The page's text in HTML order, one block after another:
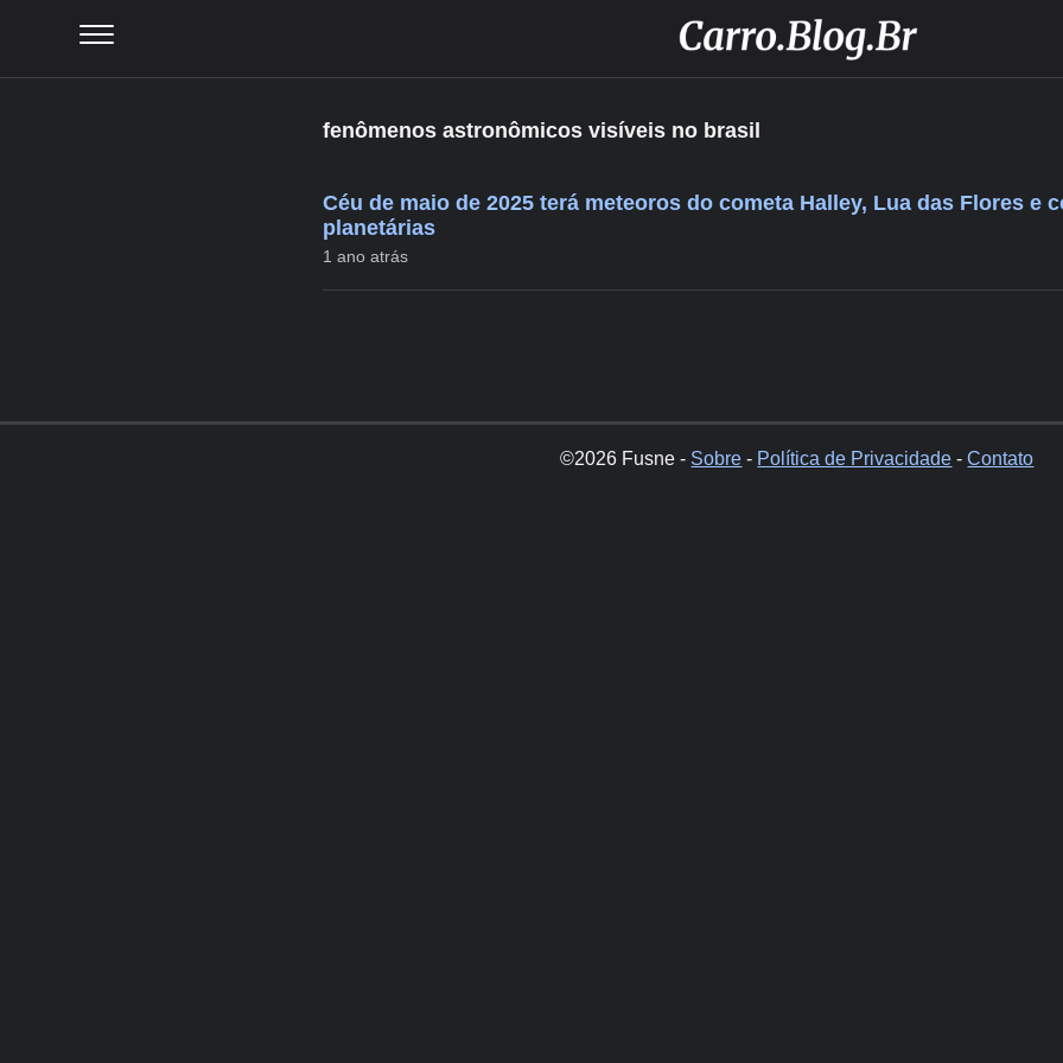
fenômenos astronômicos visíveis no brasil
Céu de maio de 2025 terá meteoros do cometa Halley, Lua das Flores e
planetárias
1 ano atrás
©2026 Fusne - Sobre - Política de Privacidade -Contato